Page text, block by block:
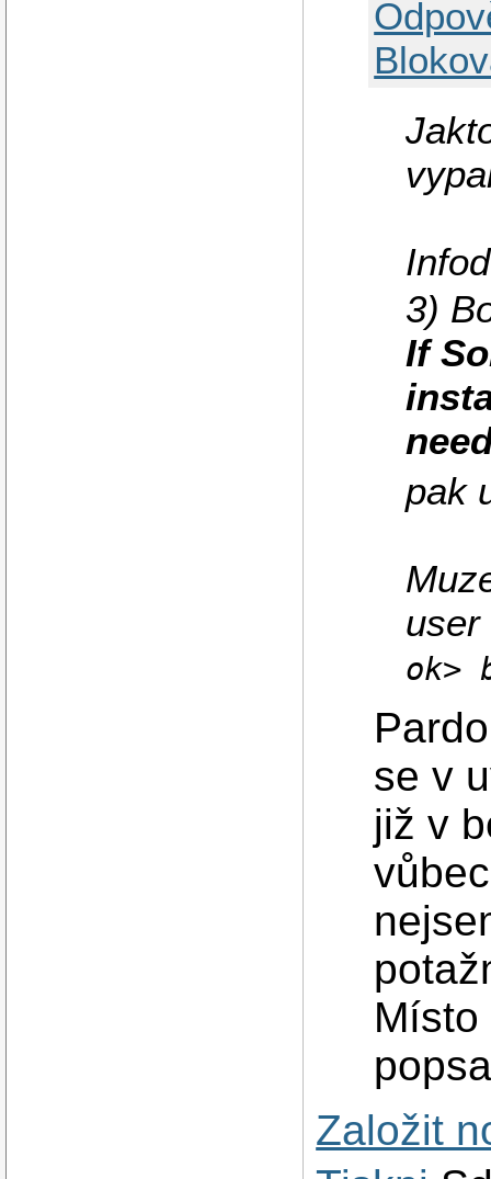
3)
If
pak
user
ok>
se v
již v
Založit